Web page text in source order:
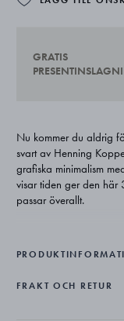
GRATIS
Nu kommer du aldrig
svart av Henning
grafiska minimalism
visar tiden ger den här
passar överallt.
arbeten karakteriseras
FRAKT OCH RETUR